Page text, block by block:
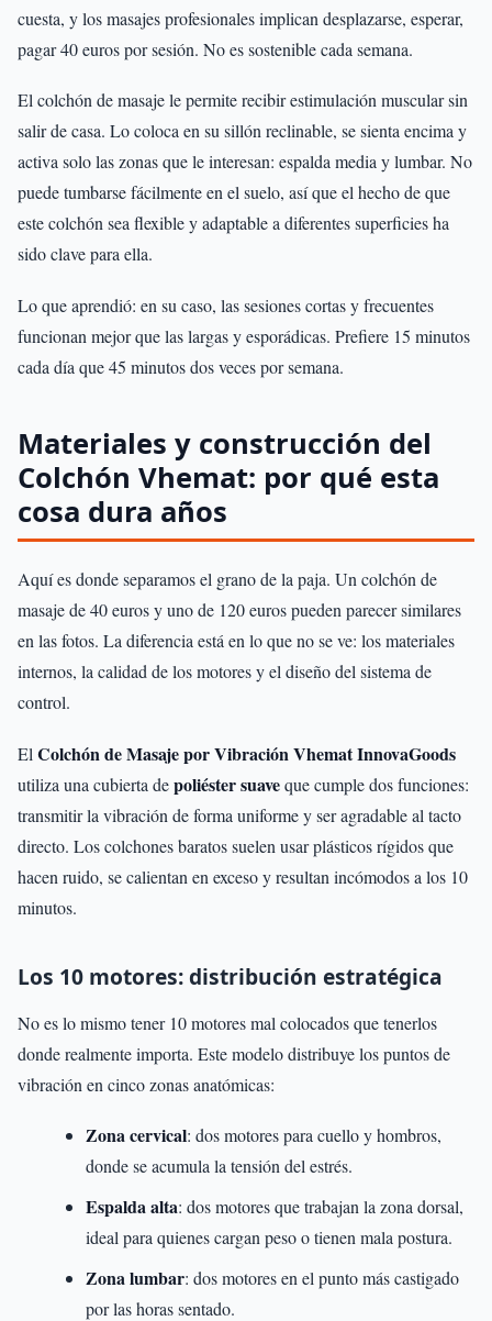
cuesta, y los masajes profesionales implican desplazarse, esperar,
pagar 40 euros por sesión. No es sostenible cada semana.
El colchón de masaje le permite recibir estimulación muscular sin
salir de casa. Lo coloca en su sillón reclinable, se sienta encima y
activa solo las zonas que le interesan: espalda media y lumbar. No
puede tumbarse fácilmente en el suelo, así que el hecho de que
este colchón sea flexible y adaptable a diferentes superficies ha
sido clave para ella.
Lo que aprendió: en su caso, las sesiones cortas y frecuentes
funcionan mejor que las largas y esporádicas. Prefiere 15 minutos
cada día que 45 minutos dos veces por semana.
Materiales y construcción del
Colchón Vhemat: por qué esta
cosa dura años
Aquí es donde separamos el grano de la paja. Un colchón de
masaje de 40 euros y uno de 120 euros pueden parecer similares
en las fotos. La diferencia está en lo que no se ve: los materiales
internos, la calidad de los motores y el diseño del sistema de
control.
El Colchón de Masaje por Vibración Vhemat InnovaGoods
utiliza una cubierta depoliéster suaveque cumple dos funciones:
transmitir la vibración de forma uniforme y ser agradable al tacto
directo. Los colchones baratos suelen usar plásticos rígidos que
hacen ruido, se calientan en exceso y resultan incómodos a los 10
minutos.
Los 10 motores: distribución estratégica
No es lo mismo tener 10 motores mal colocados que tenerlos
donde realmente importa. Este modelo distribuye los puntos de
vibración en cinco zonas anatómicas:
Zona cervical: dos motores para cuello y hombros,
donde se acumula la tensión del estrés.
Espalda alta: dos motores que trabajan la zona dorsal,
ideal para quienes cargan peso o tienen mala postura.
Zona lumbar: dos motores en el punto más castigado
por las horas sentado.